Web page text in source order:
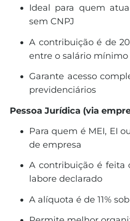
Ideal para quem
sem CNPJ
A contribuição é de
entre o salário mínimo
Garante acesso
previdenciários
Pessoa Jurídica (via
Para quem é MEI, EI
de empresa
A contribuição é feita
labore declarado
A alíquota é de 11%